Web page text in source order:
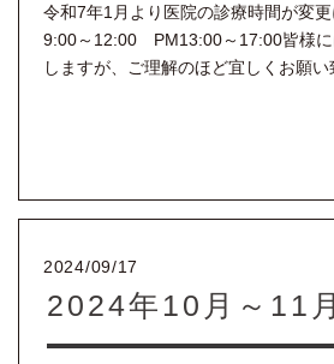
令和7年1月より医院の診療時間が変
9:00～12:00 PM13:00～17:00皆様に
しますが、ご理解のほど宜しくお願い
2024/09/17
2024年10月～11